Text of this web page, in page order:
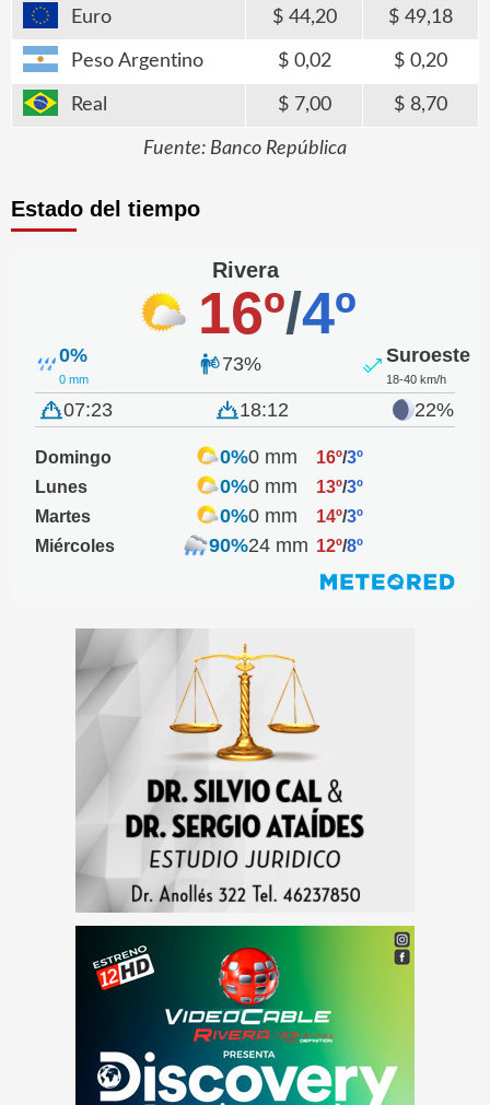
Euro 44,20 49,18
Peso Argentino 0,02 0,20
Real 7,00 8,70
Fuente: Banco República
Estado del tiempo
Rivera
16º/4º
0%
0 mm
73% Suroeste
18-40 km/h
07:23 18:12 22%
Domingo 0%0 mm 16º/3º
Lunes
0%0 mm 13º/3º
Martes
0%0 mm 14º/3º
Miércoles
90%24 mm 12º/8º